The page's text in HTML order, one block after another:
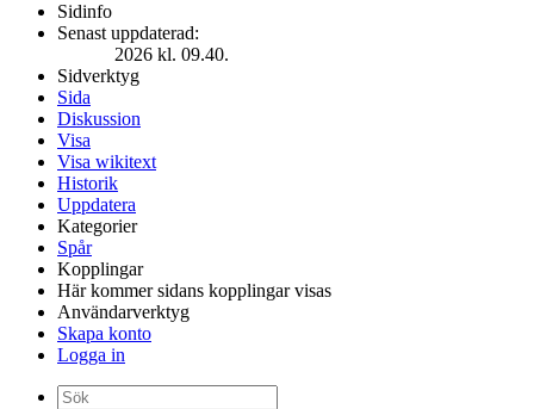
Sidinfo
Senast uppdaterad:
2026 kl. 09.40.
Sidverktyg
Sida
Diskussion
Visa
Visa wikitext
Historik
Uppdatera
Kategorier
Spår
Kopplingar
Här kommer sidans kopplingar visas
Användarverktyg
Skapa konto
Logga in